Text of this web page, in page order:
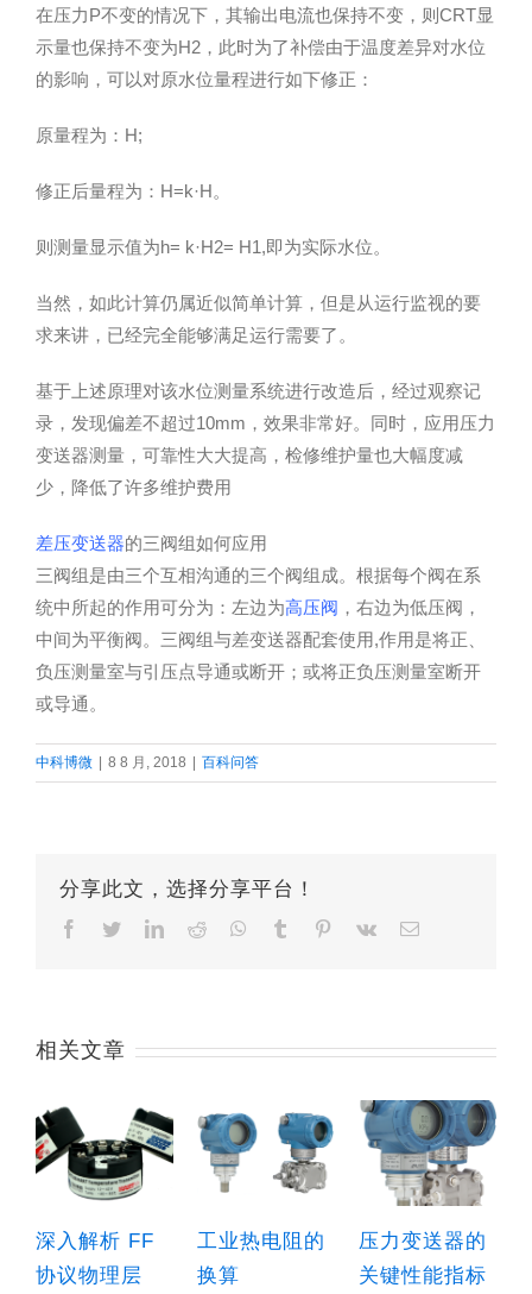
在压力P不变的情况下，其输出电流也保持不变，则CRT显
示量也保持不变为H2，此时为了补偿由于温度差异对水位
的影响，可以对原水位量程进行如下修正：
原量程为：H;
修正后量程为：H=k·H。
则测量显示值为h= k·H2= H1,即为实际水位。
当然，如此计算仍属近似简单计算，但是从运行监视的要
求来讲，已经完全能够满足运行需要了。
基于上述原理对该水位测量系统进行改造后，经过观察记
录，发现偏差不超过10mm，效果非常好。同时，应用压力
变送器测量，可靠性大大提高，检修维护量也大幅度减
少，降低了许多维护费用
差压变送器的三阀组如何应用
三阀组是由三个互相沟通的三个阀组成。根据每个阀在系
统中所起的作用可分为：左边为高压阀 ，右边为低压阀，
中间为平衡阀。三阀组与差变送器配套使用,作用是将正、
负压测量室与引压点导通或断开；或将正负压测量室断开
或导通。
中科博微 8 8 月, 2018 百科问答
分享此文，选择分享平台！
Facebook
TwitterLinkedIn
Reddit Whatsapp
Tumblr Pinterest
Vk Email
相关文章
深入解析 FF
协议物理层
工业热电阻的
换算
压力变送器的
关键性能指标